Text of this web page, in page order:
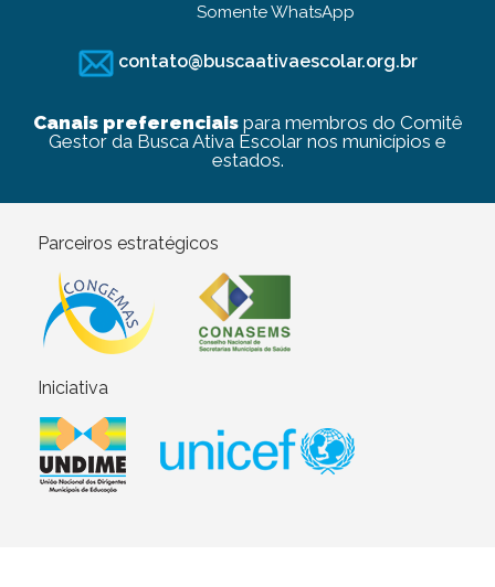
Somente WhatsApp
contato@buscaativaescolar.org.br
Canais preferenciaispara membros do Comitê
Gestor da Busca Ativa Escolar nos municípios e
estados.
Parceiros estratégicos
Iniciativa